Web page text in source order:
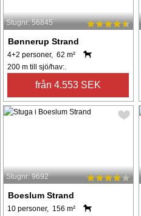
Stugnr: 56845
Bønnerup Strand
4+2 personer, 62 m²
200 m till sjö/hav:.
från 4.553 SEK
Stugnr: 9692
Boeslum Strand
10 personer, 156 m²